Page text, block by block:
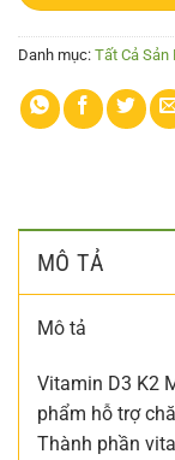
Danh mục: Tất Cả Sản
MÔ TẢ
Mô tả
Vitamin D3 K2
phẩm hỗ trợ
Thành phần